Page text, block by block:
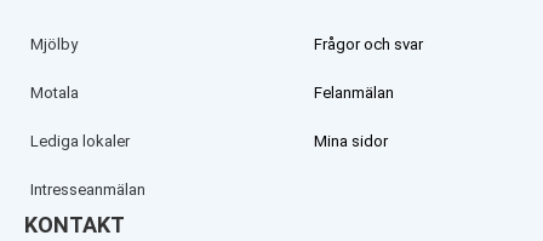
Mjölby
Motala
Lediga lokaler
Intresseanmälan
KONTAKT
Frågor och svar
Felanmälan
Mina sidor